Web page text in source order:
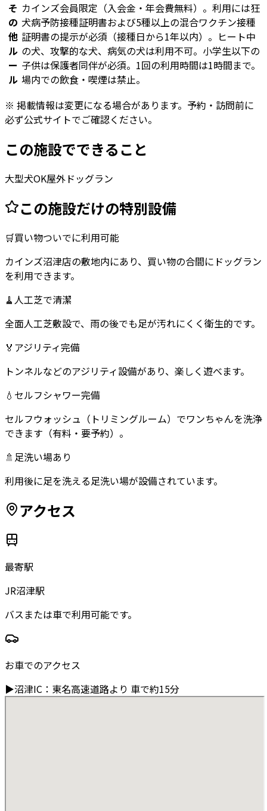
そ
の
他
ル
ー
ル
カインズ会員限定（入会金・年会費無料）。利用には狂
犬病予防接種証明書および5種以上の混合ワクチン接種
証明書の提示が必須（接種日から1年以内）。ヒート中
の犬、攻撃的な犬、病気の犬は利用不可。小学生以下の
子供は保護者同伴が必須。1回の利用時間は1時間まで。
場内での飲食・喫煙は禁止。
※ 掲載情報は変更になる場合があります。予約・訪問前に
必ず公式サイトでご確認ください。
この施設でできること
大型犬OK屋外ドッグラン
この施設だけの特別設備
🛒買い物ついでに利用可能
カインズ沼津店の敷地内にあり、買い物の合間にドッグラン
を利用できます。
🧹 人工芝で清潔
全面人工芝敷設で、雨の後でも足が汚れにくく衛生的です。
🏅 アジリティ完備
トンネルなどのアジリティ設備があり、楽しく遊べます。
💧 セルフシャワー完備
セルフウォッシュ（トリミングルーム）でワンちゃんを洗浄
できます（有料・要予約）。
🚿 足洗い場あり
利用後に足を洗える足洗い場が設備されています。
アクセス
最寄駅
JR沼津駅
バスまたは車で利用可能です。
お車でのアクセス
▶沼津IC ： 東名高速道路より 車で約15分